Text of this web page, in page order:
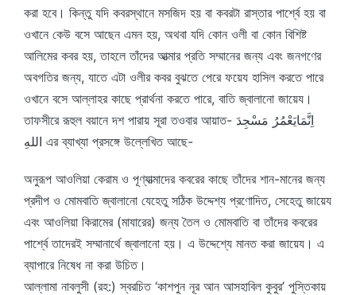
করা হবে। কিন্তু যদি কবরস্থানে মসজিদ হয় বা কবরটা রাস্তার পার্শ্বে হয় বা
ওখানে কেউ বসে আছেন এমন হয়, অথবা যদি কোন ওলী বা কোন বিশিষ্ট
আলিমের কবর হয়, তাহলে তাঁদের আত্মার প্রতি সম্মানের জন্য এবং জনগণের
অবগতির জন্য, যাতে এটা ওলীর কবর বুঝতে পেরে ফয়েয হাসিল করতে পারে
ওখানে বসে আল্লাহর কাছে প্রার্থনা করতে পারে, বাতি জ্বালানো জায়েয।
তাফসীরে রূহুল বয়ানে দশ পারায় সূরা তওবার আয়াত- اِنَّمَايَعْمُرُ مَسْجِدَ
اللهِ এর ব্যাখ্যা প্রসঙ্গে উল্লেখিত আছে-
অনুরূপ আওলিয়া কেরাম ও পূণ্যাত্মাদের কবরের কাছে তাঁদের শান-মানের জন্য
প্রদীপ ও মোমবাতি জ্বালানো যেহেতু সঠিক উদ্দেশ্য প্রণোদিত, সেহেতু জায়েয
এবং আওলিয়া কিরামের (মাযারের) জন্য তৈল ও মোমবাতি বা তাঁদের কবরের
পার্শ্বে তাদেরই সম্মানার্থে জ্বালানো হয়। এ উদ্দেশ্যে মানত করা জায়েয। এ
ব্যাপারে নিষেধ না করা উচিত।
আল্লামা নাবলুসী (রহ:) স্বরচিত ‘কাশপুন নূর আন আসহাবিল কুবুর’ পুস্তিকায়